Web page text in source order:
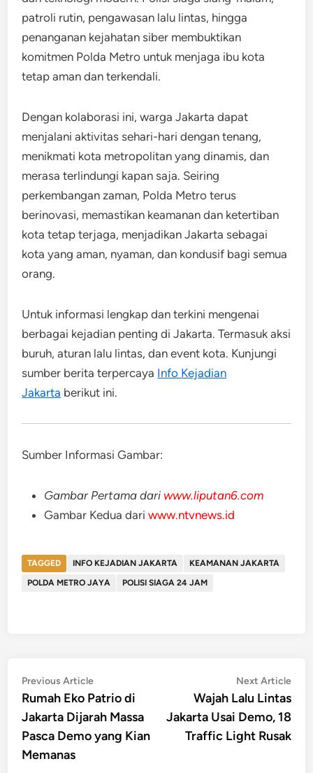
patroli rutin, pengawasan lalu lintas, hingga
penanganan kejahatan siber membuktikan
komitmen Polda Metro untuk menjaga ibu kota
tetap aman dan terkendali.
Dengan kolaborasi ini, warga Jakarta dapat
menjalani aktivitas sehari-hari dengan tenang,
menikmati kota metropolitan yang dinamis, dan
merasa terlindungi kapan saja. Seiring
perkembangan zaman, Polda Metro terus
berinovasi, memastikan keamanan dan ketertiban
kota tetap terjaga, menjadikan Jakarta sebagai
kota yang aman, nyaman, dan kondusif bagi semua
orang.
Untuk informasi lengkap dan terkini mengenai
berbagai kejadian penting di Jakarta. Termasuk aksi
buruh, aturan lalu lintas, dan event kota. Kunjungi
sumber berita terpercaya Info Kejadian
Jakarta berikut ini.
Sumber Informasi Gambar:
Gambar Pertama dari www.liputan6.com
Gambar Kedua dariwww.ntvnews.id
TAGGED INFO KEJADIAN JAKARTA
KEAMANAN JAKARTA
POLDA METRO JAYA
POLISI SIAGA 24 JAM
Post
navigation
Previous ArticlePrevious
article:
Rumah Eko Patrio di
Jakarta Dijarah Massa
Pasca Demo yang Kian
Memanas
Next Article
Wajah Lalu Lintas
Jakarta Usai Demo, 18
Traffic Light Rusak